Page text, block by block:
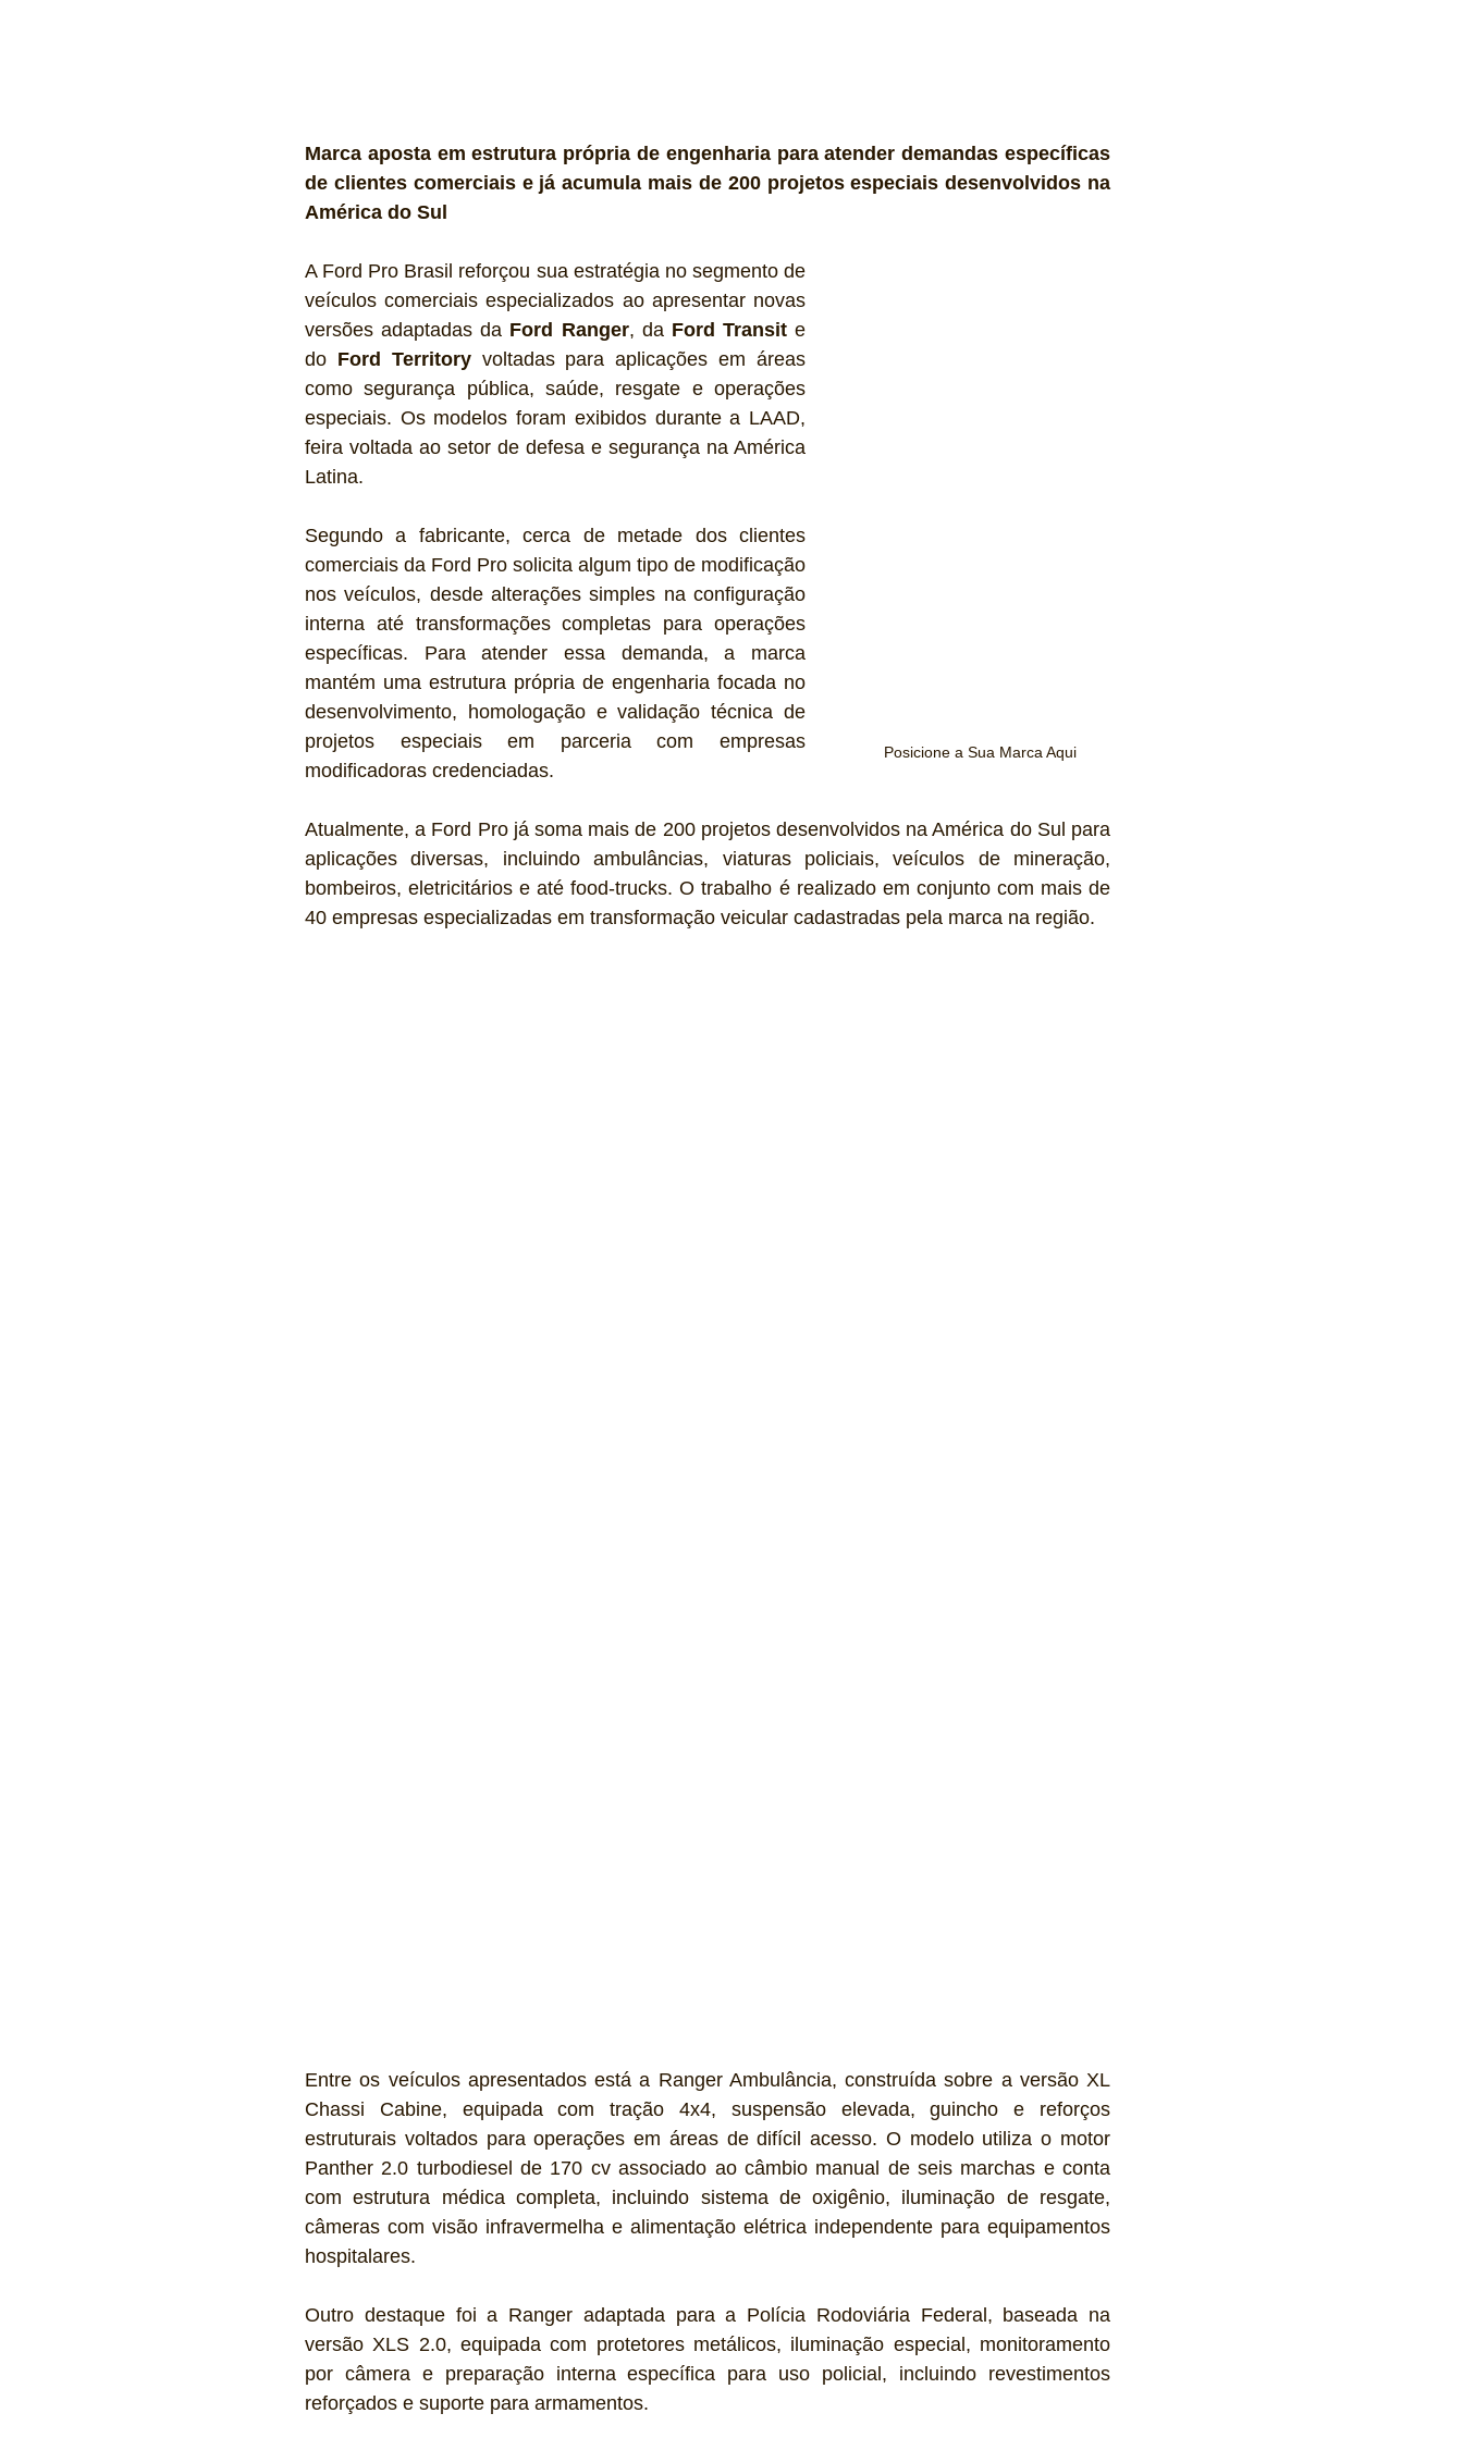
Marca aposta em estrutura própria de engenharia para atender demandas específicas
de clientes comerciais e já acumula mais de 200 projetos especiais desenvolvidos na
América do Sul
Posicione a Sua Marca Aqui
A Ford Pro Brasil reforçou sua estratégia no segmento de
veículos comerciais especializados ao apresentar novas
versões adaptadas da Ford Ranger, da Ford Transit e
do Ford Territory voltadas para aplicações em áreas
como segurança pública, saúde, resgate e operações
especiais. Os modelos foram exibidos durante a LAAD,
feira voltada ao setor de defesa e segurança na América
Latina.
Segundo a fabricante, cerca de metade dos clientes
comerciais da Ford Pro solicita algum tipo de modificação
nos veículos, desde alterações simples na configuração
interna até transformações completas para operações
específicas. Para atender essa demanda, a marca
mantém uma estrutura própria de engenharia focada no
desenvolvimento, homologação e validação técnica de
projetos especiais em parceria com empresas
modificadoras credenciadas.
Atualmente, a Ford Pro já soma mais de 200 projetos desenvolvidos na América do Sul para
aplicações diversas, incluindo ambulâncias, viaturas policiais, veículos de mineração,
bombeiros, eletricitários e até food-trucks. O trabalho é realizado em conjunto com mais de
40 empresas especializadas em transformação veicular cadastradas pela marca na região.
Entre os veículos apresentados está a Ranger Ambulância, construída sobre a versão XL
Chassi Cabine, equipada com tração 4x4, suspensão elevada, guincho e reforços
estruturais voltados para operações em áreas de difícil acesso. O modelo utiliza o motor
Panther 2.0 turbodiesel de 170 cv associado ao câmbio manual de seis marchas e conta
com estrutura médica completa, incluindo sistema de oxigênio, iluminação de resgate,
câmeras com visão infravermelha e alimentação elétrica independente para equipamentos
hospitalares.
Outro destaque foi a Ranger adaptada para a Polícia Rodoviária Federal, baseada na
versão XLS 2.0, equipada com protetores metálicos, iluminação especial, monitoramento
por câmera e preparação interna específica para uso policial, incluindo revestimentos
reforçados e suporte para armamentos.